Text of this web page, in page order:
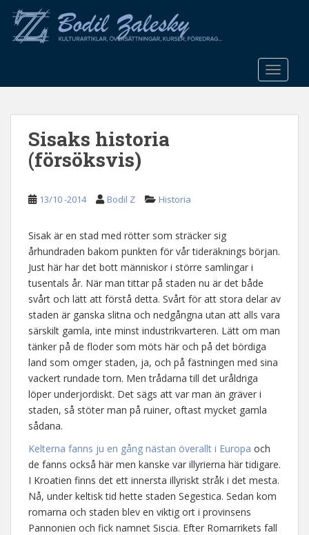
o
Sisaks historia
(försöksvis)
13/10 -2014 Bodil Z Historia
Sisak är en stad med rötter som sträcker sig
århundraden bakom punkten för vår tideräknings början.
Just här har det bott människor i större samlingar i
tusentals år. När man tittar på staden nu är det både
svårt och lätt att förstå detta. Svårt för att stora delar av
staden är ganska slitna och nedgångna utan att alls vara
särskilt gamla, inte minst industrikvarteren. Lätt om man
tänker på de floder som möts här och på det bördiga
land som omger staden, ja, och på fästningen med sina
vackert rundade torn. Men trådarna till det uråldriga
löper underjordiskt. Det sägs att var man än gräver i
staden, så stöter man på ruiner, oftast mycket gamla
sådana.
Kelterna fanns ju en gång nästan överallt i Europa och
de fanns också här men kanske var illyrierna här tidigare.
I Kroatien finns det ett innersta illyriskt stråk i det mesta.
Nå, under keltisk tid hette staden Segestica. Sedan kom
romarna och staden blev en viktig ort i provinsens
Pannonien och fick namnet Siscia. Efter Romarrikets fall